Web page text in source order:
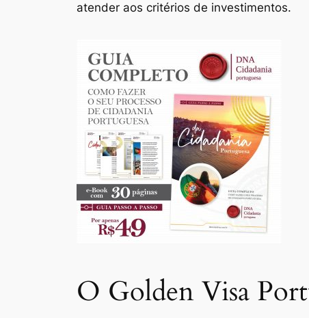
atender aos critérios de investimentos.
O Golden Visa